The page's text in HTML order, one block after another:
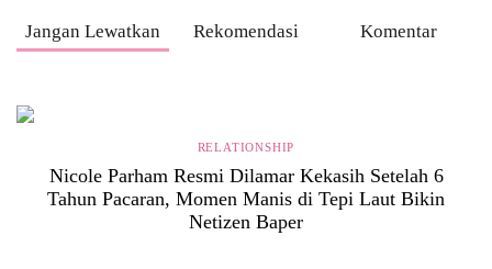
Jangan Lewatkan Rekomendasi Komentar
RELATIONSHIP
Nicole Parham Resmi Dilamar Kekasih Setelah 6
Tahun Pacaran, Momen Manis di Tepi Laut Bikin
Netizen Baper